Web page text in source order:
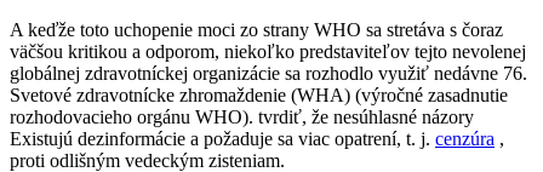
A keďže toto uchopenie moci zo strany WHO sa stretáva s čoraz
väčšou kritikou a odporom, niekoľko predstaviteľov tejto nevolenej
globálnej zdravotníckej organizácie sa rozhodlo využiť nedávne 76.
Svetové zdravotnícke zhromaždenie (WHA) (výročné zasadnutie
rozhodovacieho orgánu WHO). tvrdiť, že nesúhlasné názory
Existujú dezinformácie a požaduje sa viac opatrení, t. j. cenzúra ,
proti odlišným vedeckým zisteniam.